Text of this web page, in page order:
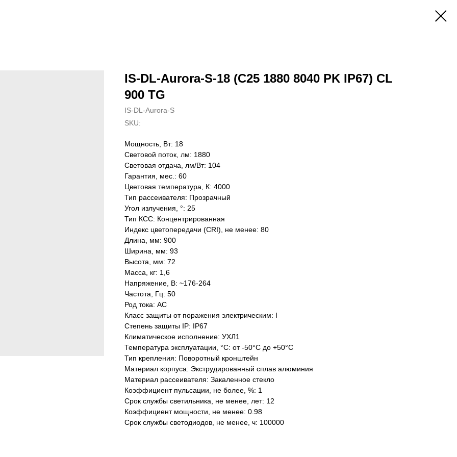
IS-DL-Aurora-S-18 (C25 1880 8040 PK IP67) CL
900 TG
IS-DL-Aurora-S
SKU:
Мощность, Вт: 18
Световой поток, лм: 1880
Световая отдача, лм/Вт: 104
Гарантия, мес.: 60
Цветовая температура, К: 4000
Тип рассеивателя: Прозрачный
Угол излучения, °: 25
Тип КСС: Концентрированная
Индекс цветопередачи (CRI), не менее: 80
Длина, мм: 900
Ширина, мм: 93
Высота, мм: 72
Масса, кг: 1,6
Напряжение, В: ~176-264
Частота, Гц: 50
Род тока: AC
Класс защиты от поражения электрическим: I
Степень защиты IP: IP67
Климатическое исполнение: УХЛ1
Температура эксплуатации, °С: от -50°C до +50°C
Тип крепления: Поворотный кронштейн
Материал корпуса: Экструдированный сплав алюминия
Материал рассеивателя: Закаленное стекло
Коэффициент пульсации, не более, %: 1
Срок службы светильника, не менее, лет: 12
Коэффициент мощности, не менее: 0.98
Срок службы светодиодов, не менее, ч: 100000